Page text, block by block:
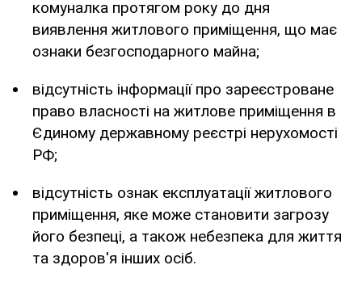
комуналка протягом року до дня
виявлення житлового приміщення, що має
ознаки безгосподарного майна;
відсутність інформації про зареєстроване
право власності на житлове приміщення в
Єдиному державному реєстрі нерухомості
РФ;
відсутність ознак експлуатації житлового
приміщення, яке може становити загрозу
його безпеці, а також небезпека для життя
та здоров'я інших осіб.